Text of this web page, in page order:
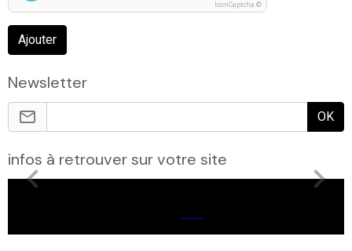
IconCaptcha ©
Ajouter
Newsletter
OK
infos à retrouver sur votre site